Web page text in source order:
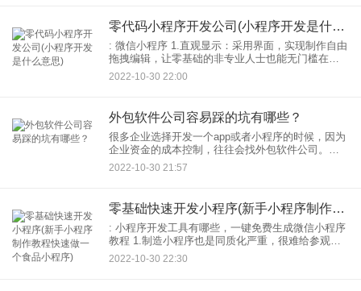
零代码小程序开发公司(小程序开发是什么意思)
: 微信小程序 1.直观显示：采用界面，实现制作自由
拖拽编辑，让零基础的非专业人士也能无门槛在线
制作微信。 2.丰富行业模板，第三方组件，用户可
2022-10-30 22:00
外包软件公司容易踩的坑有哪些？
很多企业选择开发一个app或者小程序的时候，因为
企业资金的成本控制，往往会找外包软件公司。外
包软件公司就的好处是可以节省团队成员的招聘成
本，节省反复沟通对接的时间。基本上前期只需要
2022-10-30 21:57
零基础快速开发小程序(新手小程序制作教程快速做一个食品小程序)
: 小程序开发工具有哪些，一键免费生成微信小程序
教程 1.制造小程序也是同质化严重，很难给参观者
留下深刻印象。为了让自己的小程序更漂亮、醒
目、优质模板可以自由定义小程序的主题风格，添
2022-10-30 22:30